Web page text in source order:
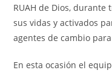
RUAH de Dios,
sus vidas y activados
agentes de cambio
En esta ocasión el